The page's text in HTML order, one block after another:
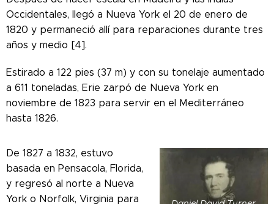
Occidentales, llegó a Nueva York el 20 de enero de
1820 y permaneció allí para reparaciones durante tres
años y medio [4].
Estirado a 122 pies (37 m) y con su tonelaje aumentado
a 611 toneladas, Erie zarpó de Nueva York en
noviembre de 1823 para servir en el Mediterráneo
hasta 1826.
De 1827 a 1832, estuvo
basada en Pensacola, Florida,
y regresó al norte a Nueva
York o Norfolk, Virginia para